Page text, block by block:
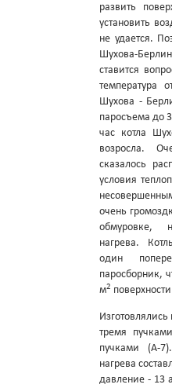
развить
установить
не удается.
Шухова-
ставится
температура
Шухова -
паросъема до
час котла
возросла.
сказалось
условия
очень
обмуровке,
нагрева.
один
паросборник,
м2
тремя
пучками (А-
нагрева
давление - 13